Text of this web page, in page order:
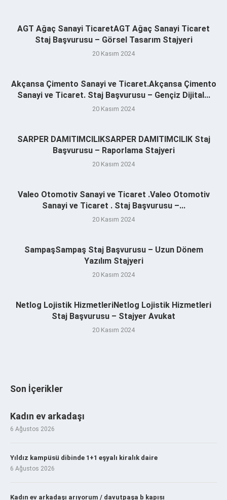
AGT Ağaç Sanayi TicaretAGT Ağaç Sanayi Ticaret
Staj Başvurusu – Görsel Tasarım Stajyeri
20 Kasım 2024
Akçansa Çimento Sanayi ve Ticaret.Akçansa Çimento
Sanayi ve Ticaret. Staj Başvurusu – Gençiz Dijital...
20 Kasım 2024
SARPER DAMITIMCILIKSARPER DAMITIMCILIK Staj
Başvurusu – Raporlama Stajyeri
20 Kasım 2024
Valeo Otomotiv Sanayi ve Ticaret .Valeo Otomotiv
Sanayi ve Ticaret . Staj Başvurusu –...
20 Kasım 2024
SampaşSampaş Staj Başvurusu – Uzun Dönem
Yazılım Stajyeri
20 Kasım 2024
Netlog Lojistik HizmetleriNetlog Lojistik Hizmetleri
Staj Başvurusu – Stajyer Avukat
20 Kasım 2024
Son İçerikler
Kadın ev arkadaşı
6 Ağustos 2026
Yıldız kampüsü dibinde 1+1 eşyalı kiralık daire
6 Ağustos 2026
Kadın ev arkadaşı arıyorum / davutpaşa b kapısı